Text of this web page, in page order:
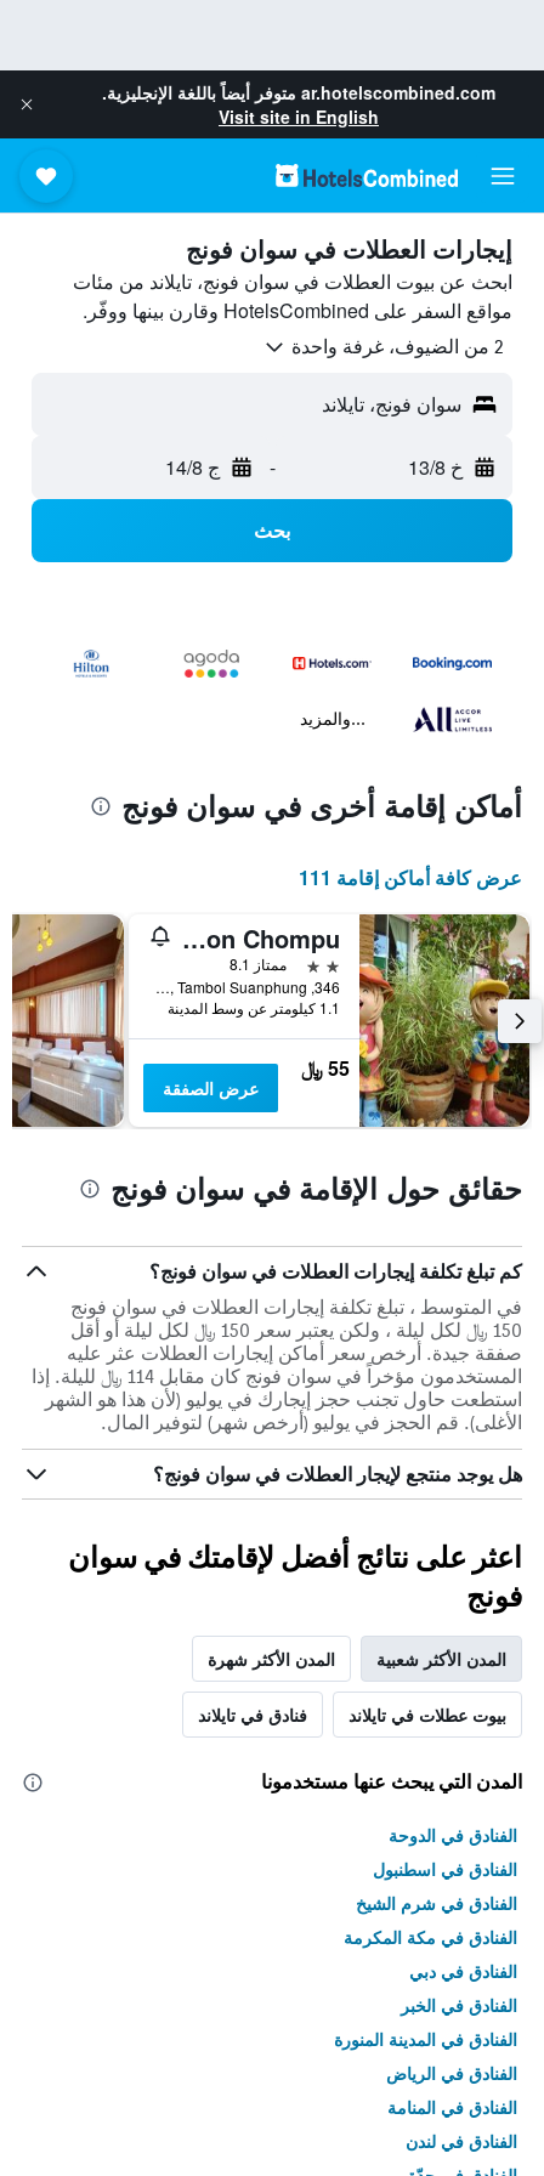
ar.hotelscombined.com متوفر أيضاً باللغة الإنجليزية.
Visit site in English
إيجارات العطلات في سوان فونج
ابحث عن بيوت العطلات في سوان فونج، تايلاند من مئات
مواقع السفر على HotelsCombined وقارن بينها ووفّر.
2 من الضيوف، غرفة واحدة
سوان فونج، تايلاند
خ 13/8 - ج 14/8
بحث
...والمزيد
أماكن إقامة أخرى في سوان فونج
عرض كافة أماكن إقامة 111
Baan Gon Chompu
2 نجمتين
ممتاز 8.1
346, Moo 1, Tambol Suanphung, سوان فونج, تايلاند
1.1 كيلومتر عن وسط المدينة
55 ﷼
عرض الصفقة
حقائق حول الإقامة في سوان فونج
كم تبلغ تكلفة إيجارات العطلات في سوان فونج؟
في المتوسط ، تبلغ تكلفة إيجارات العطلات في سوان فونج
150 ﷼ لكل ليلة ، ولكن يعتبر سعر 150 ﷼ لكل ليلة أو أقل
صفقة جيدة. أرخص سعر أماكن إيجارات العطلات عثر عليه
المستخدمون مؤخراً في سوان فونج كان مقابل 114 ﷼ لليلة. إذا
استطعت حاول تجنب حجز إيجارك في يوليو (لأن هذا هو الشهر
الأغلى). قم الحجز في يوليو (أرخص شهر) لتوفير المال.
هل يوجد منتجع لإيجار العطلات في سوان فونج؟
اعثر على نتائج أفضل لإقامتك في سوان
فونج
المدن الأكثر شعبية المدن الأكثر شهرة
بيوت عطلات في تايلاند فنادق في تايلاند
المدن التي يبحث عنها مستخدمونا
الفنادق في الدوحة
الفنادق في اسطنبول
الفنادق في شرم الشيخ
الفنادق في مكة المكرمة
الفنادق في دبي
الفنادق في الخبر
الفنادق في المدينة المنورة
الفنادق في الرياض
الفنادق في المنامة
الفنادق في لندن